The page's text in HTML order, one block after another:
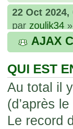
22 Oct 2024,
par zoulik34 »
que vous
fines et
les rend
sur
avec
fait normal
AJAX
QUI EST
Au total il
(d’après
Le record